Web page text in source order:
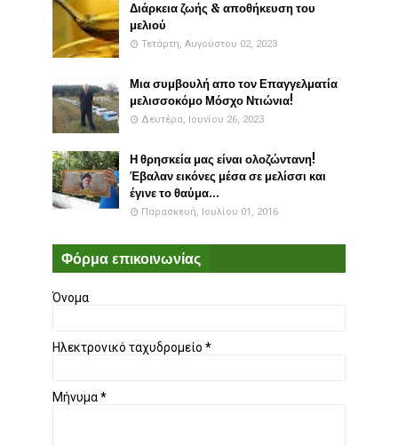
Διάρκεια ζωής & αποθήκευση του
μελιού
Τετάρτη, Αυγούστου 02, 2023
Μια συμβουλή απο τον Επαγγελματία
μελισσοκόμο Μόσχο Ντιώνια!
Δευτέρα, Ιουνίου 26, 2023
Η θρησκεία μας είναι ολοζώντανη!
Έβαλαν εικόνες μέσα σε μελίσσι και
έγινε το θαύμα...
Παρασκευή, Ιουλίου 01, 2016
Φόρμα επικοινωνίας
Όνομα
Ηλεκτρονικό ταχυδρομείο *
Μήνυμα*